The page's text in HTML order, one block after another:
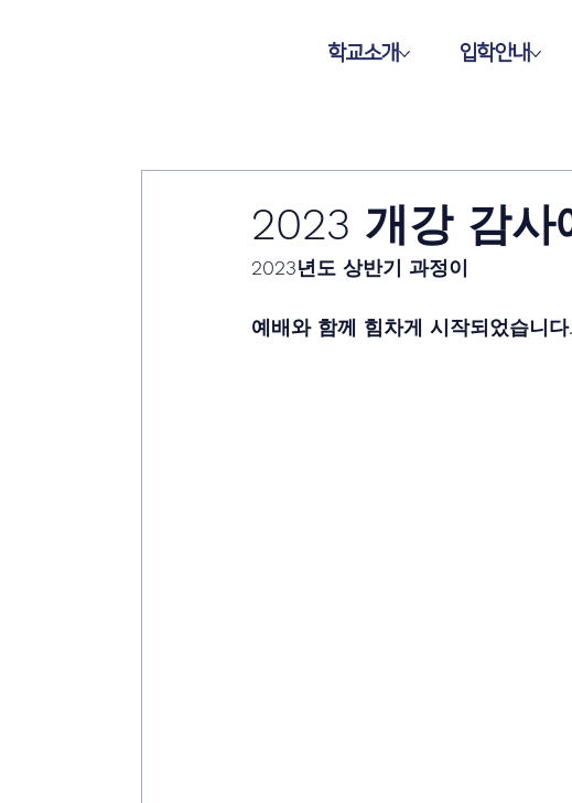
학교소개 입학안내
2023 개강 감사
2023년도 상반기 과정이
예배와 함께 힘차게 시작되었습니다.